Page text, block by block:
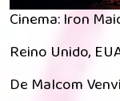
Cinema: Iron
Reino Unido,
De Malcom